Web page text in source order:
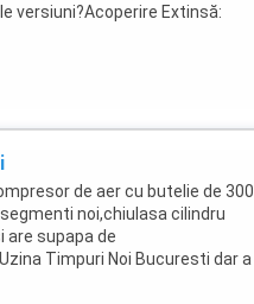
versiuni? ​Acoperire Extinsă:
de aer cu butelie de 300
noi,chiulasa cilindru
are supapa de
Timpuri Noi Bucuresti dar a